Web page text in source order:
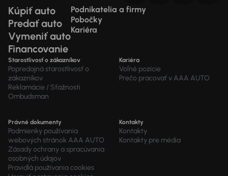
Kúpiť auto
Predať auto
Vymeniť auto
Financovanie
Podnikatelia a firmy
Pobočky
Kariéra
Starostlivosť o zákazníkov
Popredajná starostlivosť o
zákazníkov
Reklamácie / Sťažnosti
Ombudsman
Kariéra
Voľné pozície
Prečo pracovať v AAA AUTO
Právné dokumenty
Podmienky používania
webových stránok AAA AUTO
Zásady ochrany a spracúvania
osobných údajov
Pravidlá používania cookies
Kontakty
Kontakty
Kontakty pre média